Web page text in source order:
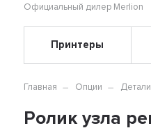
Официальный дилер Merlion
Принтеры
Главная Опции
Ролик узла